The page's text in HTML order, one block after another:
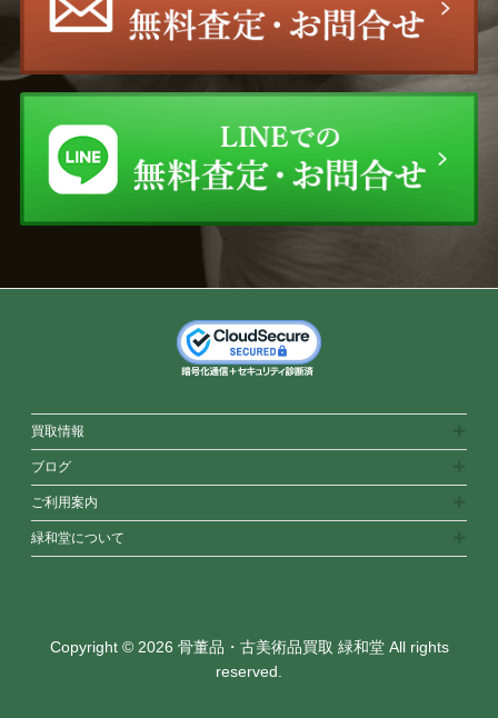
買取情報
ブログ
ご利用案内
緑和堂について
Copyright © 2026 骨董品・古美術品買取 緑和堂 All rights
reserved.